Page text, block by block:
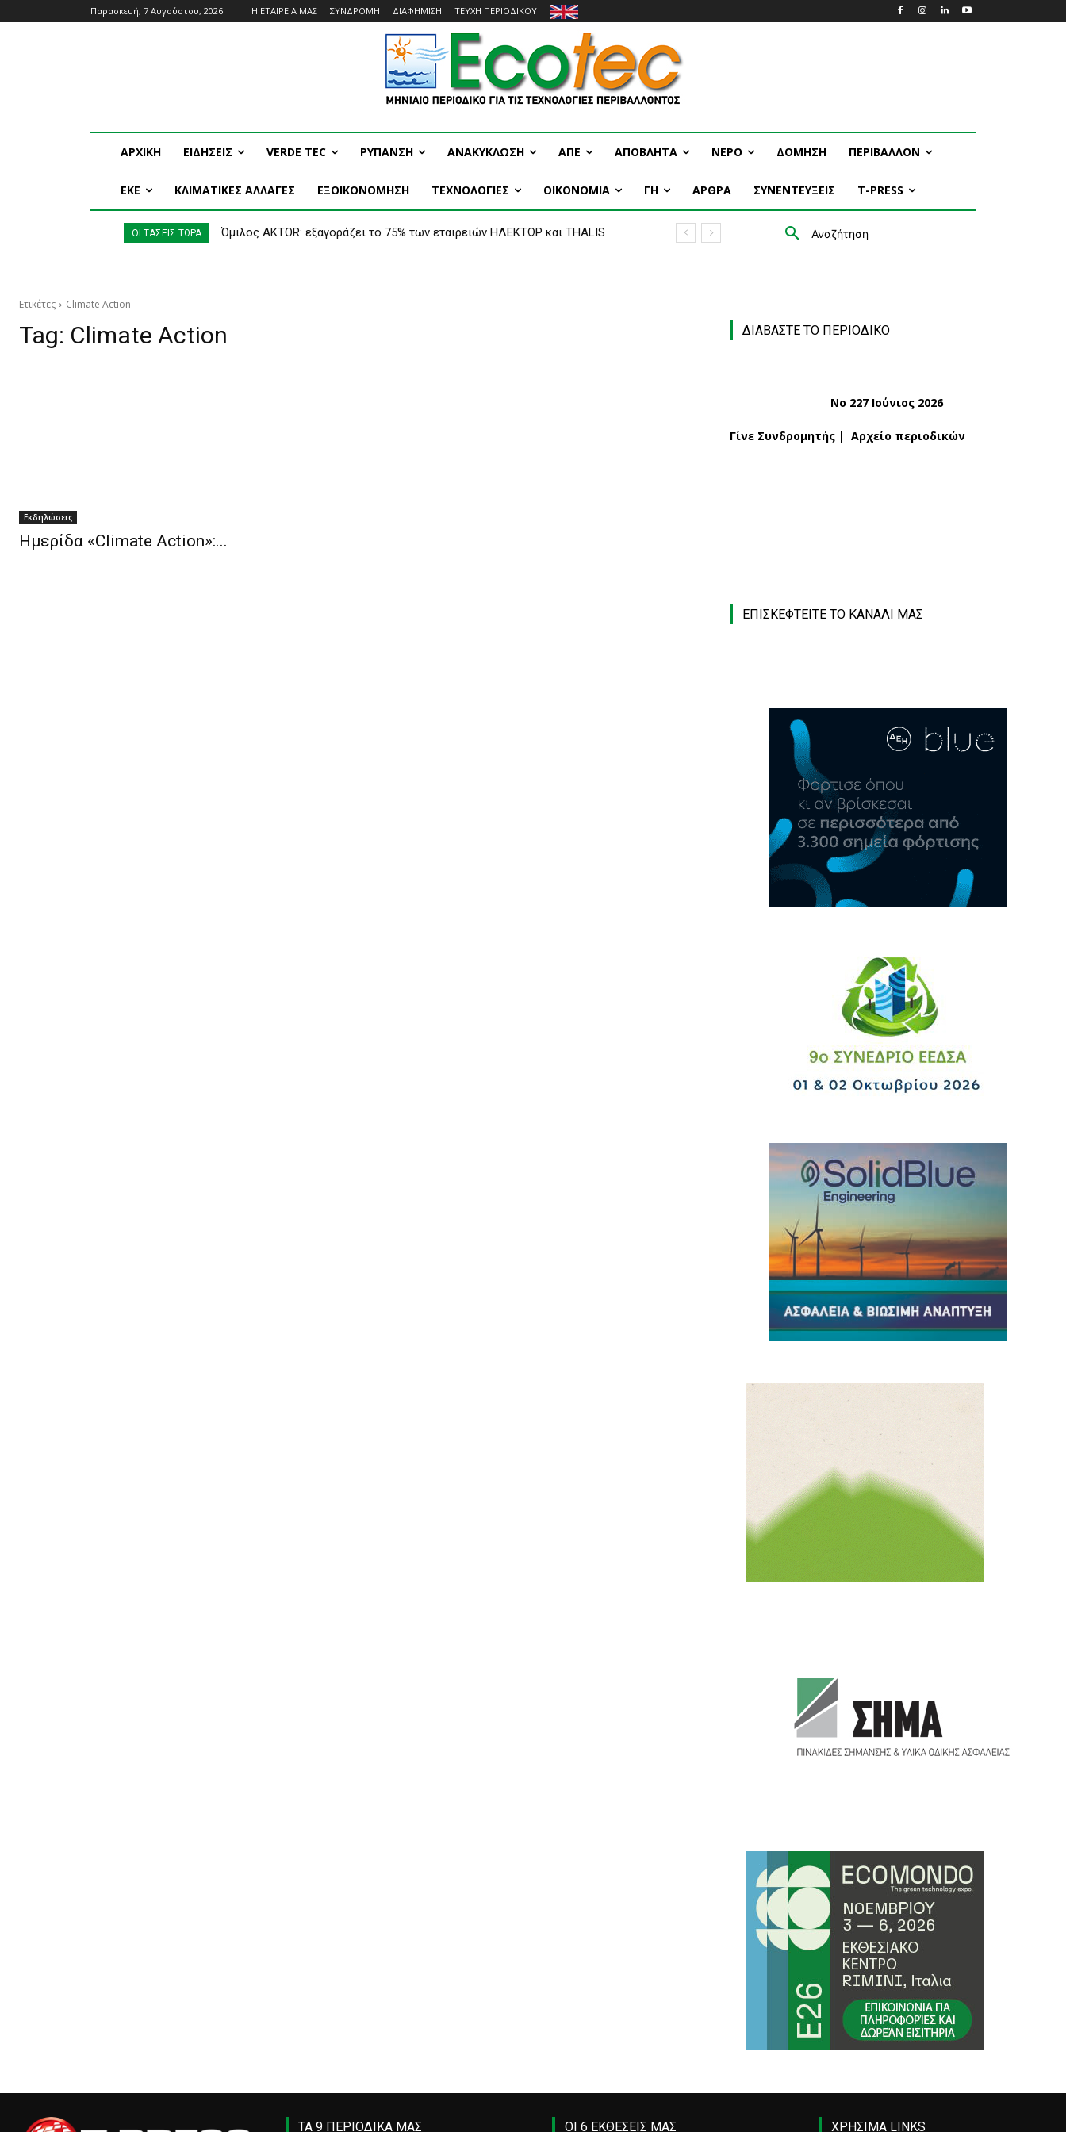
Παρασκευή, 7 Αυγούστου, 2026 Η ΕΤΑΙΡΕΙΑ ΜΑΣ ΣΥΝΔΡΟΜΗ ΔΙΑΦΗΜΙΣΗ ΤΕΥΧΗ ΠΕΡΙΟΔΙΚΟΥ
ΑΡΧΙΚΗ ΕΙΔΗΣΕΙΣ VERDE TEC ΡΥΠΑΝΣΗ ΑΝΑΚΥΚΛΩΣΗ ΑΠΕ ΑΠΟΒΛΗΤΑ ΝΕΡΟ ΔΟΜΗΣΗ ΠΕΡΙΒΑΛΛΟΝ
ΕΚΕ ΚΛΙΜΑΤΙΚΕΣ ΑΛΛΑΓΕΣ ΕΞΟΙΚΟΝΟΜΗΣΗ ΤΕΧΝΟΛΟΓΙΕΣ OIKONOMIA ΓΗ ΑΡΘΡΑ ΣΥΝΕΝΤΕΥΞΕΙΣ T-PRESS
ΟΙ ΤΑΣΕΙΣ ΤΩΡΑ Όμιλος AKTOR: εξαγοράζει το 75% των εταιρειών ΗΛΕΚΤΩΡ και THALIS
Ηλεκτρική διασύνδεση Ελλάδας-Κύπρου Αναζήτηση
Ετικέτες Climate Action
Tag: Climate Action
Eκδηλώσεις
Ημερίδα «Climate Action»:...
ΔΙΑΒΑΣΤΕ ΤΟ ΠΕΡΙΟΔΙΚΟ
Νο 227 Ιούνιος 2026
Γίνε Συνδρομητής | Αρχείο περιοδικών
ΕΠΙΣΚΕΦΤΕΙΤΕ ΤΟ ΚΑΝΑΛΙ ΜΑΣ
ΤΑ 9 ΠΕΡΙΟΔΙΚΑ ΜΑΣ ΟΙ 6 ΕΚΘΕΣΕΙΣ ΜΑΣ ΧΡΗΣΙΜΑ LINKS